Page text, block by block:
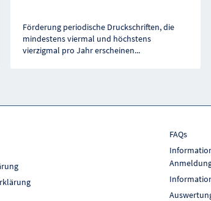
Förderung periodische Druckschriften, die
mindestens viermal und höchstens
vierzigmal pro Jahr erscheinen...
FAQs